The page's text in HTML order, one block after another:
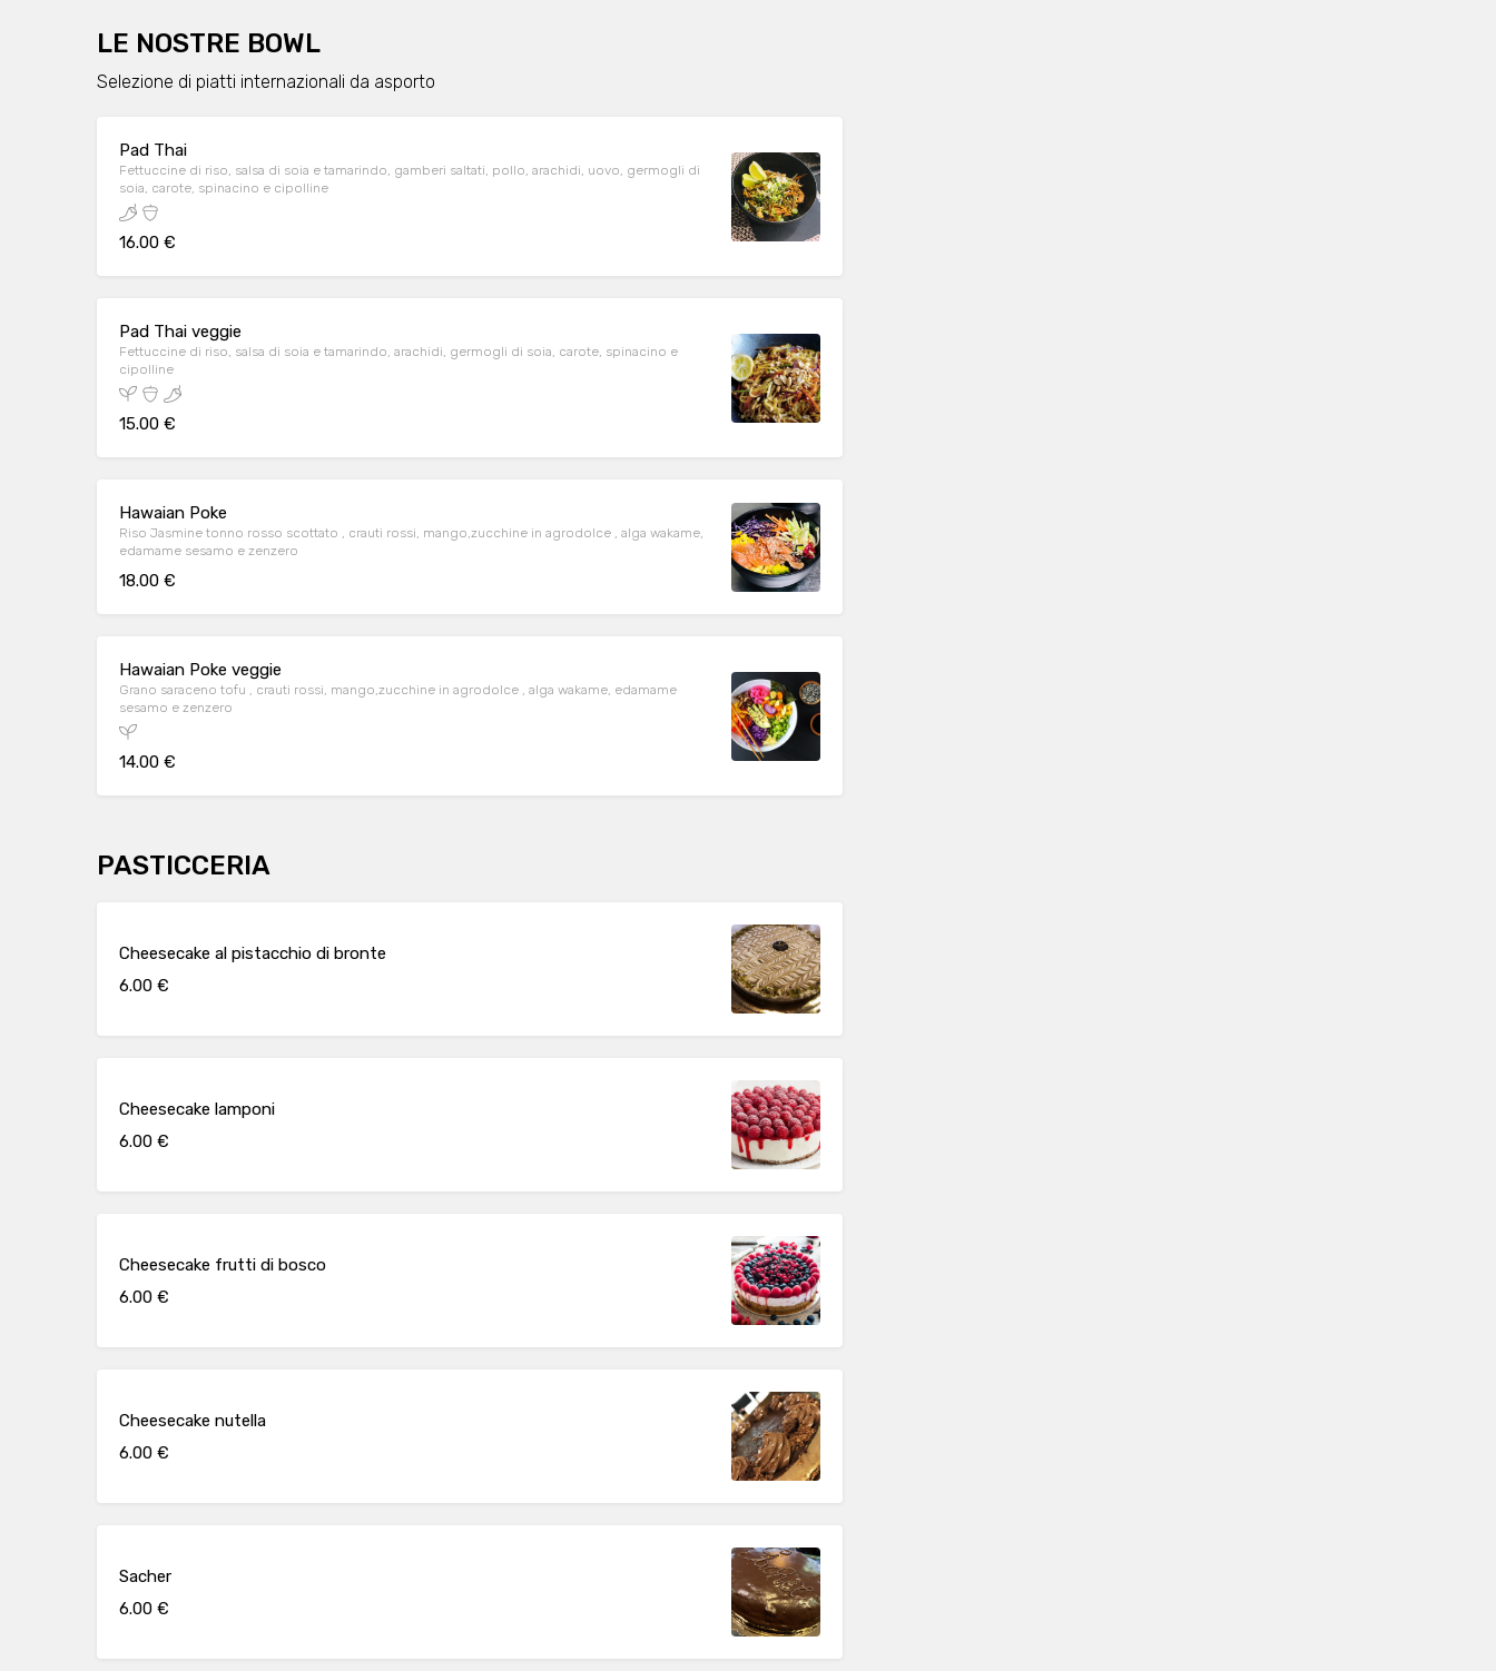
LE NOSTRE BOWL
Selezione di piatti internazionali da asporto
Pad Thai
Fettuccine di riso, salsa di soia e tamarindo, gamberi saltati, pollo, arachidi, uovo, germogli di
soia, carote, spinacino e cipolline
16.00 €
Pad Thai veggie
Fettuccine di riso, salsa di soia e tamarindo, arachidi, germogli di soia, carote, spinacino e
cipolline
15.00 €
Hawaian Poke
Riso Jasmine tonno rosso scottato , crauti rossi, mango,zucchine in agrodolce , alga wakame,
edamame sesamo e zenzero
18.00 €
Hawaian Poke veggie
Grano saraceno tofu , crauti rossi, mango,zucchine in agrodolce , alga wakame, edamame
sesamo e zenzero
14.00 €
PASTICCERIA
Cheesecake al pistacchio di bronte
6.00 €
Cheesecake lamponi
6.00 €
Cheesecake frutti di bosco
6.00 €
Cheesecake nutella
6.00 €
Sacher
6.00 €